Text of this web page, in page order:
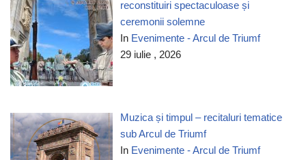
reconstituiri spectaculoase și
ceremonii solemne
In Evenimente - Arcul de Triumf
29 iulie , 2026
Muzica și timpul – recitaluri tematice
sub Arcul de Triumf
In Evenimente - Arcul de Triumf